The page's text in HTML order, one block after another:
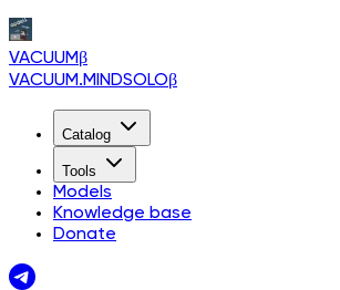
VACUUMβ
VACUUM.MINDSOLOβ
Catalog
Tools
Models
Knowledge base
Donate